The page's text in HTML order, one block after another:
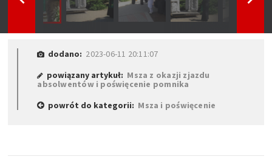
dodano: 2023-06-11 20:11:07
powiązany artykuł: Msza z okazji zjazdu
absolwentów i poświęcenie pomnika
powrót do kategorii: Msza i poświęcenie